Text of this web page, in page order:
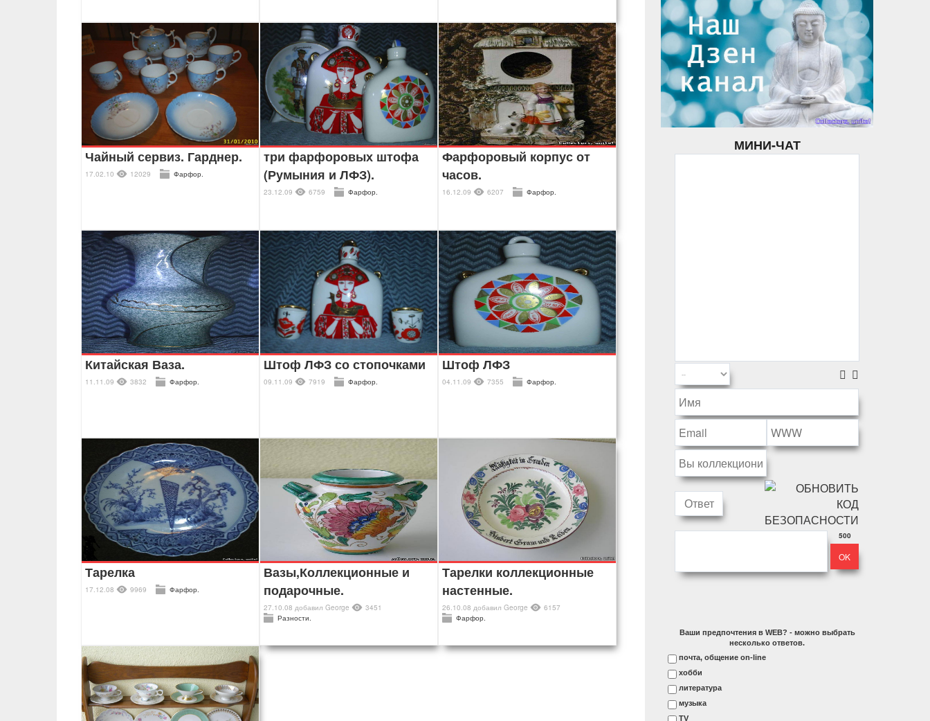
Чайный сервиз. Гарднер.
17.02.10 12029 Фарфор.
три фарфоровых штофа
(Румыния и ЛФЗ).
23.12.09 6759 Фарфор.
Фарфоровый корпус от
часов.
16.12.09 6207 Фарфор.
Китайская Ваза.
11.11.09 3832 Фарфор.
Штоф ЛФЗ со стопочками
09.11.09 7919 Фарфор.
Штоф ЛФЗ
04.11.09 7355 Фарфор.
Тарелка
17.12.08 9969 Фарфор.
Вазы,Коллекционные и
подарочные.
27.10.08 добавил George
3451
Разности.
Тарелки коллекционные
настенные.
26.10.08 добавил George
6157
Фарфор.
МИНИ-ЧАТ
500
Ваши предпочтения в WEB? - можно выбрать
несколько ответов.
почта, общение on-line
хобби
литература
музыка
ТV